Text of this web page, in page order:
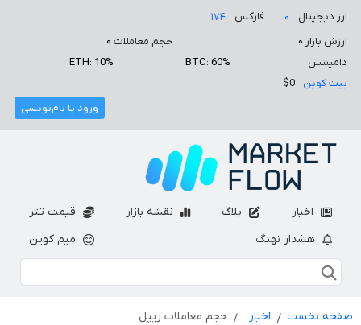
ارز دیجیتال ۰ فارکس
۱۷۴
ارزش بازار ۰ حجم معاملات ۰
دامیننس
BTC: 60%
ETH: 10%
بیت کوین
$0
ورود یا نام‌نویسی
اخبار بلاگ نقشه بازار
قیمت تتر
هشدار نهنگ
میم کوین
صفحه نخست اخبار حجم معاملات ریپل